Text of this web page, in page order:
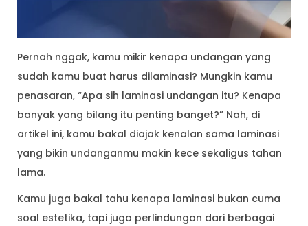
Pernah nggak, kamu mikir kenapa undangan yang
sudah kamu buat harus dilaminasi? Mungkin kamu
penasaran, “Apa sih laminasi undangan itu? Kenapa
banyak yang bilang itu penting banget?” Nah, di
artikel ini, kamu bakal diajak kenalan sama laminasi
yang bikin undanganmu makin kece sekaligus tahan
lama.
Kamu juga bakal tahu kenapa laminasi bukan cuma
soal estetika, tapi juga perlindungan dari berbagai